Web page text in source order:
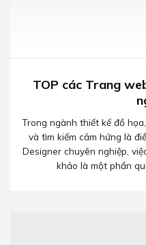
TOP các Trang
Trong ngành thiết kế đồ
và tìm kiếm cảm hứng là
Designer chuyên nghiệp,
khảo là một phần